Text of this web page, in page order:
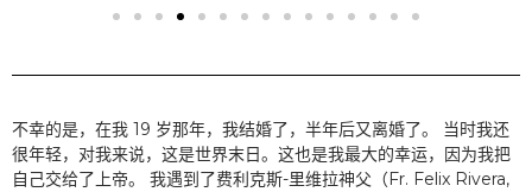
不幸的是，在我 19 岁那年，我结婚了，半年后又离婚了。 当时我还
很年轻，对我来说，这是世界末日。这也是我最大的幸运，因为我把
自己交给了上帝。 我遇到了费利克斯-里维拉神父（Fr. Felix Rivera,